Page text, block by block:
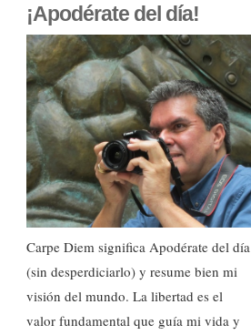
¡Apodérate del día!
Carpe Diem significa Apodérate del día
(sin desperdiciarlo) y resume bien mi
visión del mundo. La libertad es el
valor fundamental que guía mi vida y